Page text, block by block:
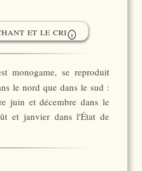
et le cri i
monogame, se reproduit
le nord que dans le sud :
juin et décembre dans le
et janvier dans l'État de